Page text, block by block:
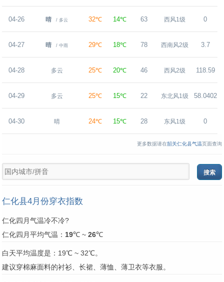
04-26 晴 / 多云 32℃ 14℃ 63 西风1级 0
04-27 晴 / 中雨 29℃ 18℃ 78 西南风2级 3.7
04-28 多云 25℃ 20℃ 46 西风2级 118.59
04-29 多云 25℃ 15℃ 22 东北风1级 58.0402
04-30 晴 24℃ 15℃ 28 东风1级 0
更多数据请在韶关仁化县气温页面查询
仁化县4月份穿衣指数
仁化四月气温冷不冷?
仁化四月平均气温： 19℃ ~ 26℃
白天平均温度是：19℃ ~ 32℃。
建议穿棉麻面料的衬衫、长裙、薄恤、薄卫衣等衣服。